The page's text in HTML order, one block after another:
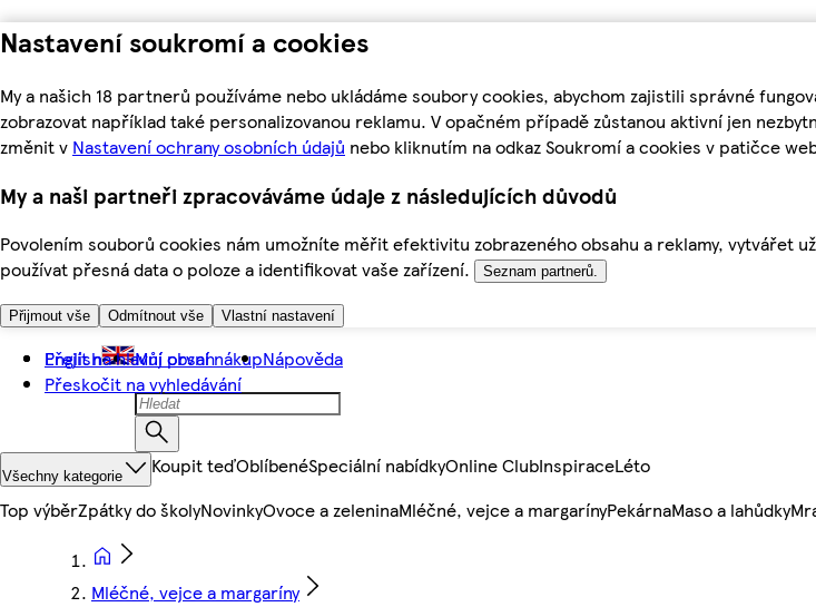
Nastavení soukromí a cookies
My a našich 18 partnerů používáme nebo ukládáme soubory cookies, abychom zajistili správné
zobrazovat například také personalizovanou reklamu. V opačném případě zůstanou aktivní jen
změnit v Nastavení ochrany osobních údajů nebo kliknutím na odkaz Soukromí a cookies v patičce
My a naši partneři zpracováváme údaje z následujících důvodů
Povolením souborů cookies nám umožníte měřit efektivitu zobrazeného obsahu a reklamy, vytvářet
používat přesná data o poloze a identifikovat vaše zařízení.
Seznam partnerů.
Přijmout vše Odmítnout vše Vlastní nastavení
Přejít na hlavní obsah
Přeskočit na vyhledávání
English Můj první nákupNápověda
Všechny kategorie Koupit teďOblíbenéSpeciální nabídkyOnline ClubInspiraceLéto
Top výběrZpátky do školyNovinkyOvoce a zeleninaMléčné, vejce a margarínyPekárnaMaso a lahůdky
Mléčné, vejce a margaríny